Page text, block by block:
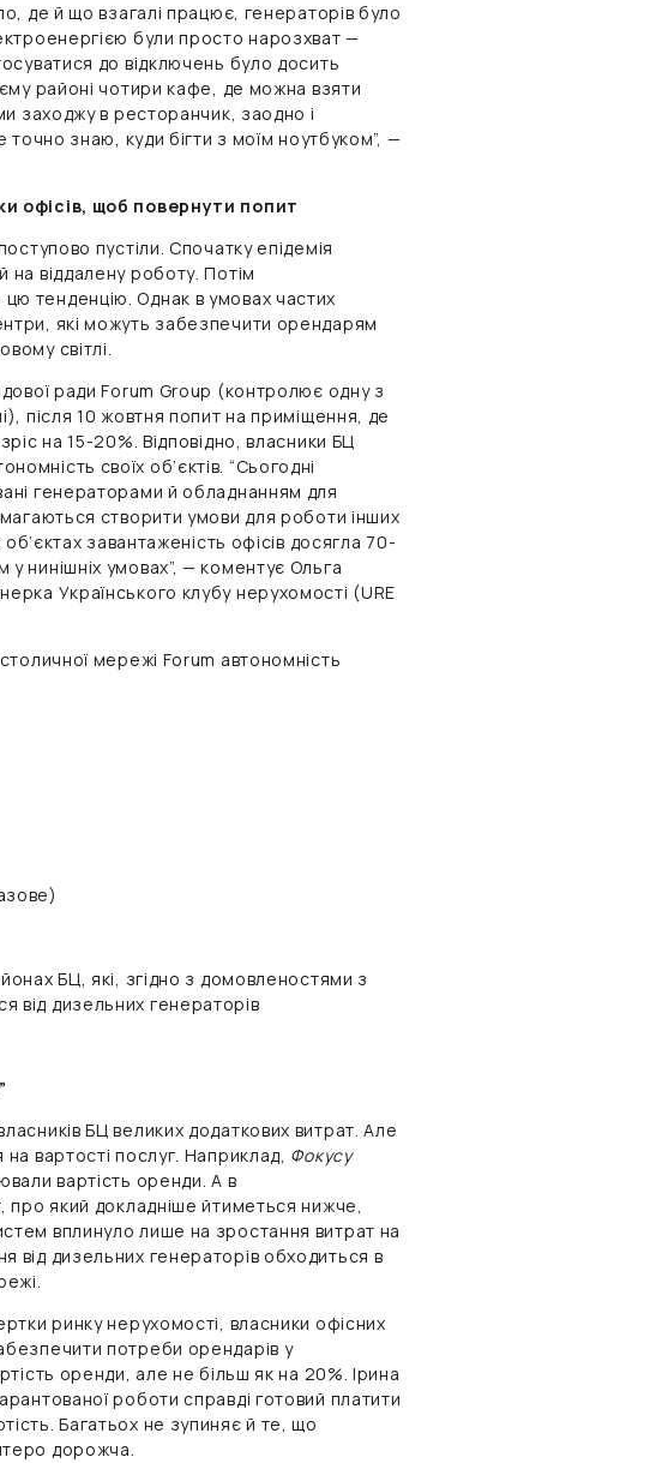
де й що взагалі працює, генераторів було
були просто нарозхват —
до відключень було досить
районі чотири кафе, де можна взяти
заходжу в ресторанчик, заодно і
знаю, куди бігти з моїм ноутбуком”, —
офісів, щоб повернути попит
пустіли. Спочатку епідемія
на віддалену роботу. Потім
тенденцію. Однак в умовах частих
які можуть забезпечити орендарям
світлі.
ради Forum Group (контролює одну з
після 10 жовтня попит на приміщення, де
на 15-20%. Відповідно, власники БЦ
своїх об’єктів. “Сьогодні
генераторами й обладнанням для
створити умови для роботи інших
завантаженість офісів досягла 70-
нинішніх умовах”, — коментує Ольга
Українського клубу нерухомості (URE
мережі Forum автономність
БЦ, які, згідно з домовленостями з
від дизельних генераторів
БЦ великих додаткових витрат. Але
вартості послуг. Наприклад, Фокусу
вартість оренди. А в
про який докладніше йтиметься нижче,
вплинуло лише на зростання витрат на
від дизельних генераторів обходиться в
ринку нерухомості, власники офісних
потреби орендарів у
оренди, але не більш як на 20%. Ірина
роботи справді готовий платити
Багатьох не зупиняє й те, що
дорожча.